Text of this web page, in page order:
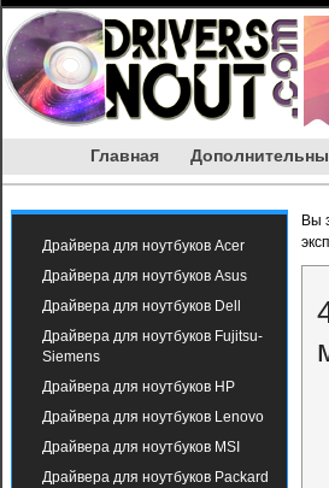
Главная
Драйвера для ноутбуков Acer
Драйвера для ноутбуков Asus
Драйвера для ноутбуков Dell
Драйвера для ноутбуков Fujitsu-
Siemens
Драйвера для ноутбуков HP
Драйвера для ноутбуков Lenovo
Драйвера для ноутбуков MSI
Драйвера для ноутбуков Packard
Вы